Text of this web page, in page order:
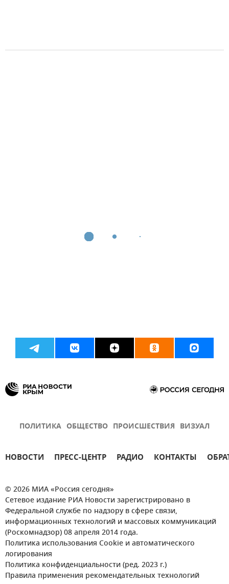
ПОЛИТИКА ОБЩЕСТВО ПРОИСШЕСТВИЯ ВИЗУАЛ
НОВОСТИ ПРЕСС-ЦЕНТР РАДИО КОНТАКТЫ
© 2026 МИА «Россия сегодня»
Сетевое издание РИА Новости зарегистрировано в
Федеральной службе по надзору в сфере связи,
информационных технологий и массовых коммуникаций
(Роскомнадзор) 08 апреля 2014 года.
Политика использования Cookie и автоматического
логирования
Политика конфиденциальности (ред. 2023 г.)
Правила применения рекомендательных технологий